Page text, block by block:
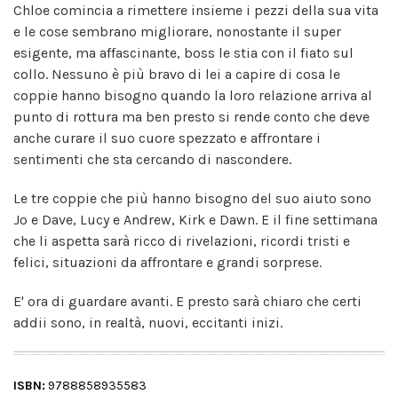
Chloe comincia a rimettere insieme i pezzi della sua vita
e le cose sembrano migliorare, nonostante il super
esigente, ma affascinante, boss le stia con il fiato sul
collo. Nessuno è più bravo di lei a capire di cosa le
coppie hanno bisogno quando la loro relazione arriva al
punto di rottura ma ben presto si rende conto che deve
anche curare il suo cuore spezzato e affrontare i
sentimenti che sta cercando di nascondere.
Le tre coppie che più hanno bisogno del suo aiuto sono
Jo e Dave, Lucy e Andrew, Kirk e Dawn. E il fine settimana
che li aspetta sarà ricco di rivelazioni, ricordi tristi e
felici, situazioni da affrontare e grandi sorprese.
E' ora di guardare avanti. E presto sarà chiaro che certi
addii sono, in realtà, nuovi, eccitanti inizi.
ISBN: 9788858935583